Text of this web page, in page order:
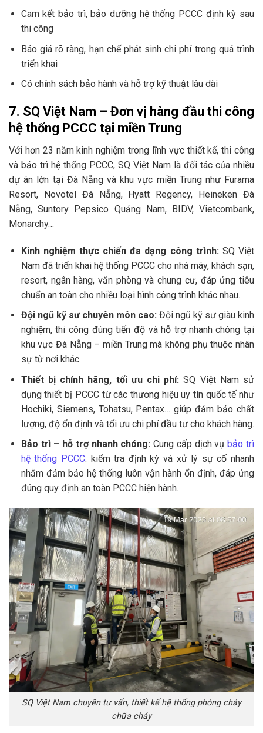
Cam kết bảo trì, bảo dưỡng hệ thống PCCC định kỳ sau
thi công
Báo giá rõ ràng, hạn chế phát sinh chi phí trong quá trình
triển khai
Có chính sách bảo hành và hỗ trợ kỹ thuật lâu dài
7. SQ Việt Nam – Đơn vị hàng đầu thi công
hệ thống PCCC tại miền Trung
Với hơn 23 năm kinh nghiệm trong lĩnh vực thiết kế, thi công
và bảo trì hệ thống PCCC, SQ Việt Nam là đối tác của nhiều
dự án lớn tại Đà Nẵng và khu vực miền Trung như Furama
Resort, Novotel Đà Nẵng, Hyatt Regency, Heineken Đà
Nẵng, Suntory Pepsico Quảng Nam, BIDV, Vietcombank,
Monarchy…
Kinh nghiệm thực chiến đa dạng công trình: SQ Việt
Nam đã triển khai hệ thống PCCC cho nhà máy, khách sạn,
resort, ngân hàng, văn phòng và chung cư, đáp ứng tiêu
chuẩn an toàn cho nhiều loại hình công trình khác nhau.
Đội ngũ kỹ sư chuyên môn cao:Đội ngũ kỹ sư giàu kinh
nghiệm, thi công đúng tiến độ và hỗ trợ nhanh chóng tại
khu vực Đà Nẵng – miền Trung mà không phụ thuộc nhân
sự từ nơi khác.
Thiết bị chính hãng, tối ưu chi phí: SQ Việt Nam sử
dụng thiết bị PCCC từ các thương hiệu uy tín quốc tế như
Hochiki, Siemens, Tohatsu, Pentax… giúp đảm bảo chất
lượng, độ ổn định và tối ưu chi phí đầu tư cho khách hàng.
Bảo trì – hỗ trợ nhanh chóng: Cung cấp dịch vụ bảo trì
hệ thống PCCC: kiểm tra định kỳ và xử lý sự cố nhanh
nhằm đảm bảo hệ thống luôn vận hành ổn định, đáp ứng
đúng quy định an toàn PCCC hiện hành.
SQ Việt Nam chuyên tư vấn, thiết kế hệ thống phòng cháy
chữa cháy